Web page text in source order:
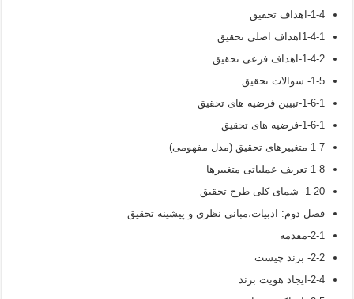
1-4-اهداف تحقیق
1-4-1اهداف اصلی تحقیق
1-4-2-اهداف فرعی تحقیق
1-5- سوالات تحقیق
1-6-1-تبیین فرضیه های تحقیق
1-6-1-فرضیه های تحقیق
1-7-متغییرهای تحقیق (مدل مفهومی)
1-8-تعریف عملیاتی متغییرها
1-20- شمای کلی طرح تحقیق
فصل دوم: ادبیات،مبانی نظری و پیشینه تحقیق
2-1-مقدمه
2-2- برند چیست
2-4-ایجاد هویت برند